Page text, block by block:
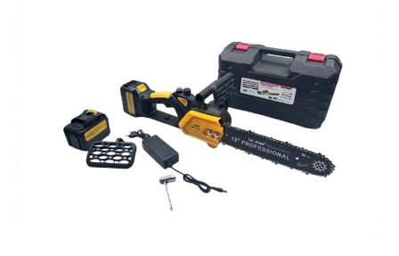
Auto, Moto, Vehicule Electrice
Componente IT
Instalatii luminoase, Brazi Artificiali